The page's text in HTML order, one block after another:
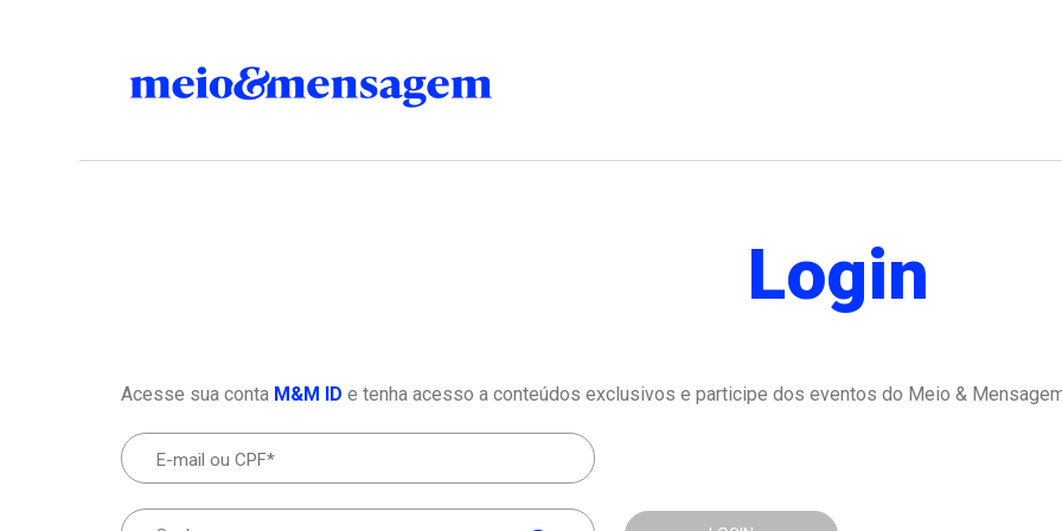
Login
Acesse sua conta M&M ID e tenha acesso a conteúdos exclusivos e participe dos eventos do Meio &